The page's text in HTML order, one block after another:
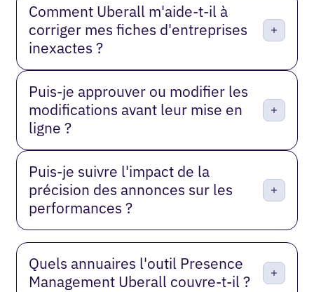
Comment Uberall m'aide-t-il à
corriger mes fiches d'entreprises
inexactes ?
Puis-je approuver ou modifier les
modifications avant leur mise en
ligne ?
Puis-je suivre l'impact de la
précision des annonces sur les
performances ?
Quels annuaires l'outil Presence
Management Uberall couvre-t-il ?